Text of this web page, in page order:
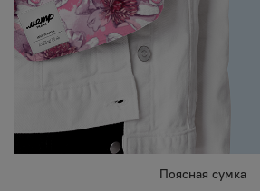
Поясная сумка